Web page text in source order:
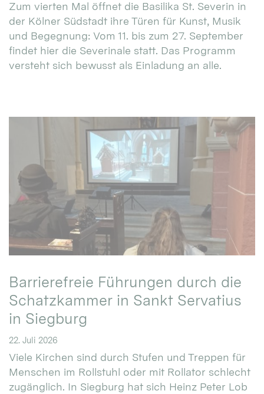
Zum vierten Mal öffnet die Basilika St. Severin in
der Kölner Südstadt ihre Türen für Kunst, Musik
und Begegnung: Vom 11. bis zum 27. September
findet hier die Severinale statt. Das Programm
versteht sich bewusst als Einladung an alle.
Barrierefreie Führungen durch die
Schatzkammer in Sankt Servatius
in Siegburg
22. Juli 2026
Viele Kirchen sind durch Stufen und Treppen für
Menschen im Rollstuhl oder mit Rollator schlecht
zugänglich. In Siegburg hat sich Heinz Peter Lob